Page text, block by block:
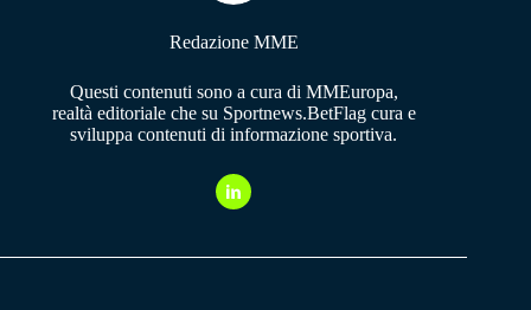
Redazione MME
Questi contenuti sono a cura di MMEuropa,
realtà editoriale che su Sportnews.BetFlag cura e
sviluppa contenuti di informazione sportiva.